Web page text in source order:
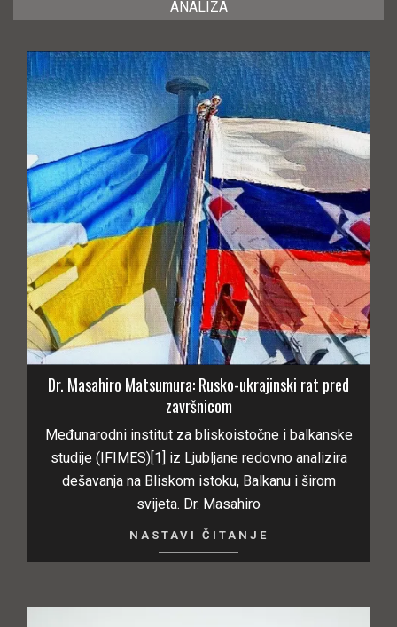
ANALIZA
Dr. Masahiro Matsumura: Rusko-ukrajinski rat pred
završnicom
Međunarodni institut za bliskoistočne i balkanske
studije (IFIMES)[1] iz Ljubljane redovno analizira
dešavanja na Bliskom istoku, Balkanu i širom
svijeta. Dr. Masahiro
NASTAVI ČITANJE